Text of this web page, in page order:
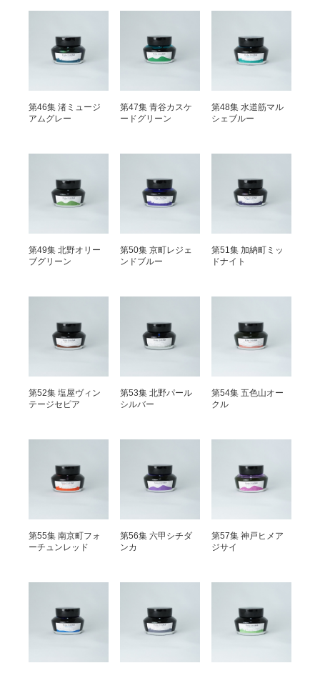
第46集 渚ミュージ
アムグレー
第47集 青谷カスケ
ードグリーン
第48集 水道筋マル
シェブルー
第49集 北野オリー
ブグリーン
第50集 京町レジェ
ンドブルー
第51集 加納町ミッ
ドナイト
第52集 塩屋ヴィン
テージセピア
第53集 北野パール
シルバー
第54集 五色山オー
クル
第55集 南京町フォ
ーチュンレッド
第56集 六甲シチダ
ンカ
第57集 神戸ヒメア
ジサイ